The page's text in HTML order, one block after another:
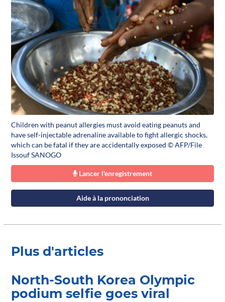
Children with peanut allergies must avoid eating peanuts and
have self-injectable adrenaline available to fight allergic shocks,
which can be fatal if they are accidentally exposed © AFP/File
Issouf SANOGO
Lancer l'enregistrement
Aide à la prononciation
Plus d'articles
North-South Korea Olympic
podium selfie goes viral